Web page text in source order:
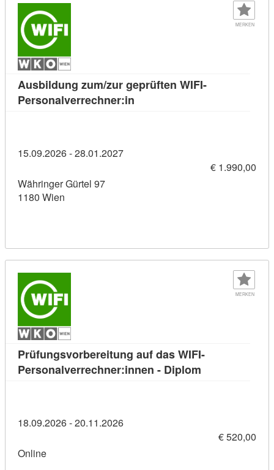
MERKEN
Ausbildung zum/zur geprüften WIFI-
Personalverrechner:in
15.09.2026 - 28.01.2027
€ 1.990,00
Währinger Gürtel 97
1180 Wien
MERKEN
Prüfungsvorbereitung auf das WIFI-
Personalverrechner:innen - Diplom
18.09.2026 - 20.11.2026
€ 520,00
Online